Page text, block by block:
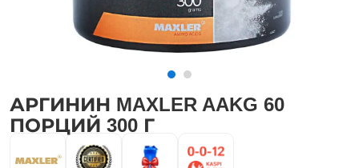
АРГИНИН MAXLER AAKG 60
ПОРЦИЙ 300 Г